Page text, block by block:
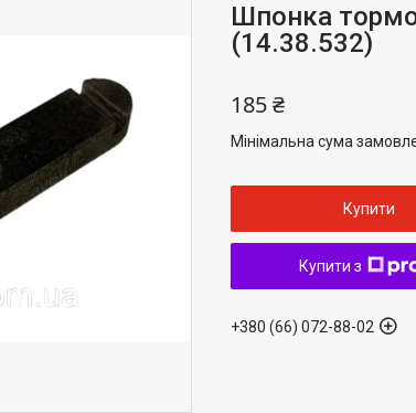
Шпонка
(14.38.532)
185 ₴
Мінімальна сума
Купити
Купити з
+380 (66) 072-88-02